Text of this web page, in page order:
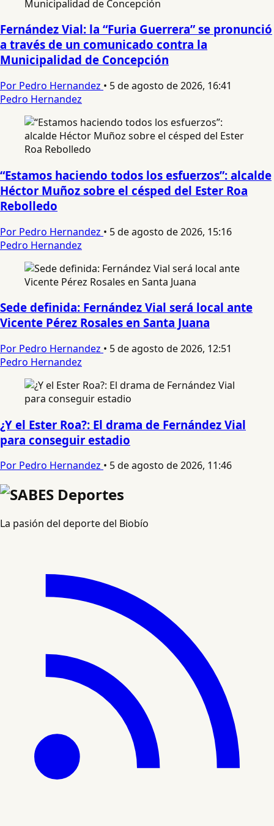
Fernández Vial: la “Furia Guerrera” se pronunció
a través de un comunicado contra la
Municipalidad de Concepción
Por Pedro Hernandez • 5 de agosto de 2026, 16:41
Pedro Hernandez
“Estamos haciendo todos los esfuerzos”: alcalde
Héctor Muñoz sobre el césped del Ester Roa
Rebolledo
Por Pedro Hernandez • 5 de agosto de 2026, 15:16
Pedro Hernandez
Sede definida: Fernández Vial será local ante
Vicente Pérez Rosales en Santa Juana
Por Pedro Hernandez • 5 de agosto de 2026, 12:51
Pedro Hernandez
¿Y el Ester Roa?: El drama de Fernández Vial
para conseguir estadio
Por Pedro Hernandez • 5 de agosto de 2026, 11:46
La pasión del deporte del Biobío